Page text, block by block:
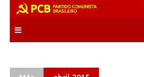
content